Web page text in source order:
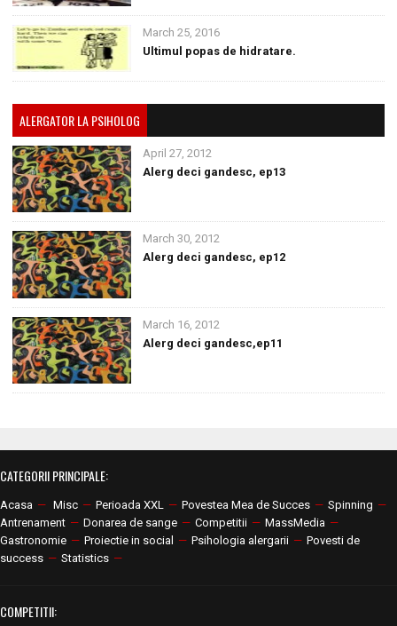
March 25, 2016
Ultimul popas de hidratare.
ALERGATOR LA PSIHOLOG
April 27, 2012
Alerg deci gandesc, ep13
March 30, 2012
Alerg deci gandesc, ep12
March 16, 2012
Alerg deci gandesc,ep11
CATEGORII PRINCIPALE:
Acasa — Misc — Perioada XXL — Povestea Mea de Succes — Spinning —
Antrenament — Donarea de sange — Competitii — MassMedia —
Gastronomie — Proiectie in social — Psihologia alergarii — Povesti de
success — Statistics —
COMPETITII: